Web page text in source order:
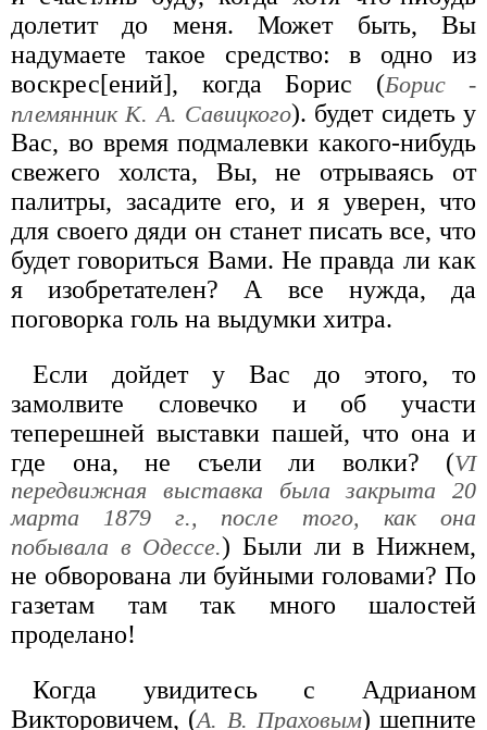
долетит до меня. Может быть, Вы
надумаете такое средство: в одно из
воскрес[ений], когда Борис (Борис -
племянник К. А. Савицкого). будет сидеть у
Вас, во время подмалевки какого-нибудь
свежего холста, Вы, не отрываясь от
палитры, засадите его, и я уверен, что
для своего дяди он станет писать все, что
будет говориться Вами. Не правда ли как
я изобретателен? А все нужда, да
поговорка голь на выдумки хитра.
Если дойдет у Вас до этого, то
замолвите словечко и об участи
теперешней выставки пашей, что она и
где она, не съели ли волки? (VI
передвижная выставка была закрыта 20
марта 1879 г., после того, как она
побывала в Одессе.) Были ли в Нижнем,
не обворована ли буйными головами? По
газетам там так много шалостей
проделано!
Когда увидитесь с Адрианом
Викторовичем, (А. В. Праховым) шепните